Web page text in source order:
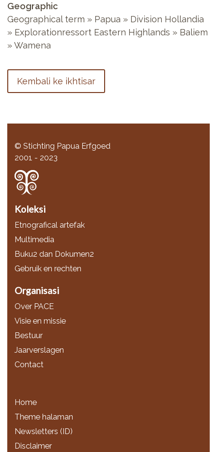
Geographic
Geographical term » Papua » Division Hollandia
» Explorationressort Eastern Highlands » Baliem
» Wamena
Kembali ke ikhtisar
© Stichting Papua Erfgoed
2001 - 2023
Koleksi
Etnografical artefak
Multimedia
Buku2 dan Dokumen2
Gebruik en rechten
Organisasi
Over PACE
Visie en missie
Bestuur
Jaarverslagen
Contact
Home
Theme halaman
Newsletters (ID)
Disclaimer